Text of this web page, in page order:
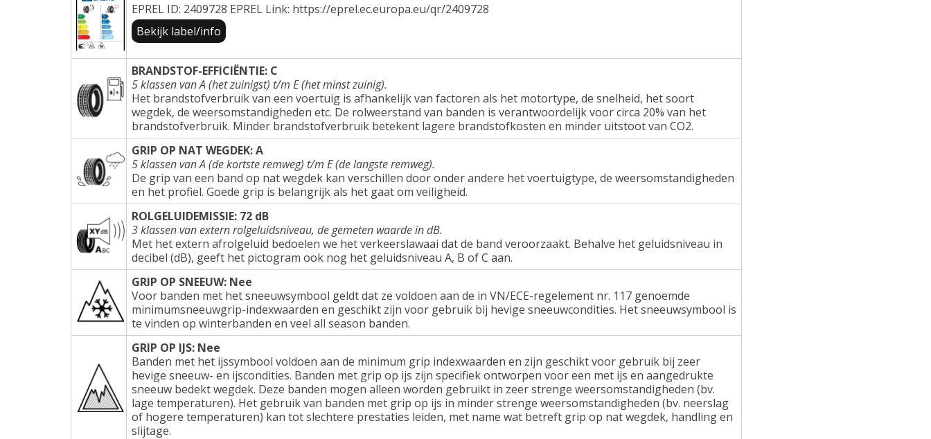
EPREL ID: 2409728 EPREL Link: https://eprel.ec.europa.eu/qr/2409728
Bekijk label/info
BRANDSTOF-EFFICIËNTIE: C
5 klassen van A (het zuinigst) t/m E (het minst zuinig).
Het brandstofverbruik van een voertuig is afhankelijk van factoren als het motortype, de snelheid, het soort
wegdek, de weersomstandigheden etc. De rolweerstand van banden is verantwoordelijk voor circa 20% van het
brandstofverbruik. Minder brandstofverbruik betekent lagere brandstofkosten en minder uitstoot van CO2.
GRIP OP NAT WEGDEK: A
5 klassen van A (de kortste remweg) t/m E (de langste remweg).
De grip van een band op nat wegdek kan verschillen door onder andere het voertuigtype, de weersomstandigheden
en het profiel. Goede grip is belangrijk als het gaat om veiligheid.
ROLGELUIDEMISSIE: 72 dB
3 klassen van extern rolgeluidsniveau, de gemeten waarde in dB.
Met het extern afrolgeluid bedoelen we het verkeerslawaai dat de band veroorzaakt. Behalve het geluidsniveau in
decibel (dB), geeft het pictogram ook nog het geluidsniveau A, B of C aan.
GRIP OP SNEEUW: Nee
Voor banden met het sneeuwsymbool geldt dat ze voldoen aan de in VN/ECE-regelement nr. 117 genoemde
minimumsneeuwgrip-indexwaarden en geschikt zijn voor gebruik bij hevige sneeuwcondities. Het sneeuwsymbool is
te vinden op winterbanden en veel all season banden.
GRIP OP IJS: Nee
Banden met het ijssymbool voldoen aan de minimum grip indexwaarden en zijn geschikt voor gebruik bij zeer
hevige sneeuw- en ijscondities. Banden met grip op ijs zijn specifiek ontworpen voor een met ijs en aangedrukte
sneeuw bedekt wegdek. Deze banden mogen alleen worden gebruikt in zeer strenge weersomstandigheden (bv.
lage temperaturen). Het gebruik van banden met grip op ijs in minder strenge weersomstandigheden (bv. neerslag
of hogere temperaturen) kan tot slechtere prestaties leiden, met name wat betreft grip op nat wegdek, handling en
slijtage.